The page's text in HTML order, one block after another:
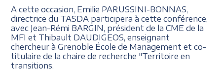
A cette occasion, Emilie PARUSSINI-BONNAS,
directrice du TASDA participera à cette conférence,
avec Jean-Rémi BARGIN, président de la CME de la
MFI et Thibault DAUDIGEOS, enseignant
chercheur à Grenoble École de Management et co-
titulaire de la chaire de recherche "Territoire en
transitions.